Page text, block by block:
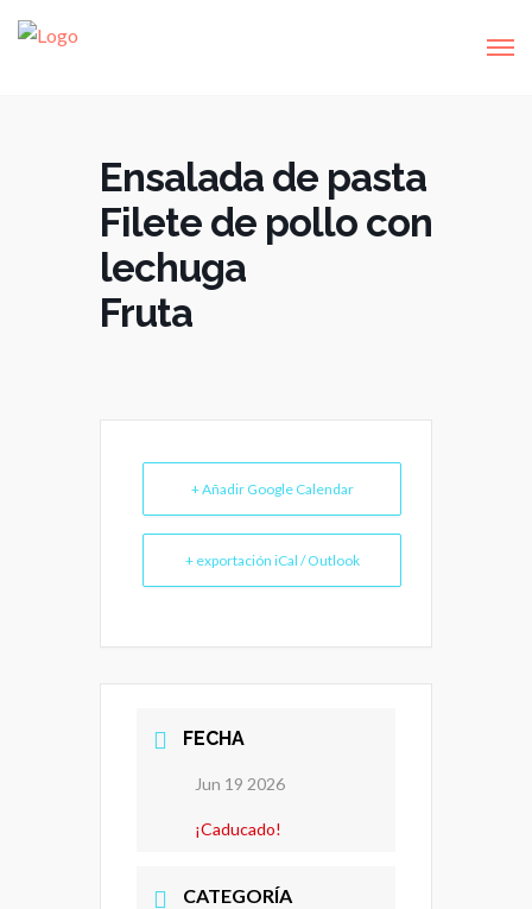
Ensalada de pasta
Filete de pollo con
lechuga
Fruta
+ Añadir Google Calendar
+ exportación iCal / Outlook
FECHA
Jun 19 2026
¡Caducado!
CATEGORÍA